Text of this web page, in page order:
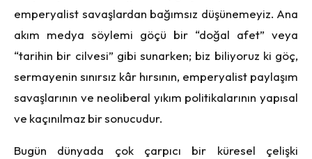
emperyalist savaşlardan bağımsız düşünemeyiz. Ana
akım medya söylemi göçü bir “doğal afet” veya
“tarihin bir cilvesi” gibi sunarken; biz biliyoruz ki göç,
sermayenin sınırsız kâr hırsının, emperyalist paylaşım
savaşlarının ve neoliberal yıkım politikalarının yapısal
ve kaçınılmaz bir sonucudur.
Bugün dünyada çok çarpıcı bir küresel çelişki